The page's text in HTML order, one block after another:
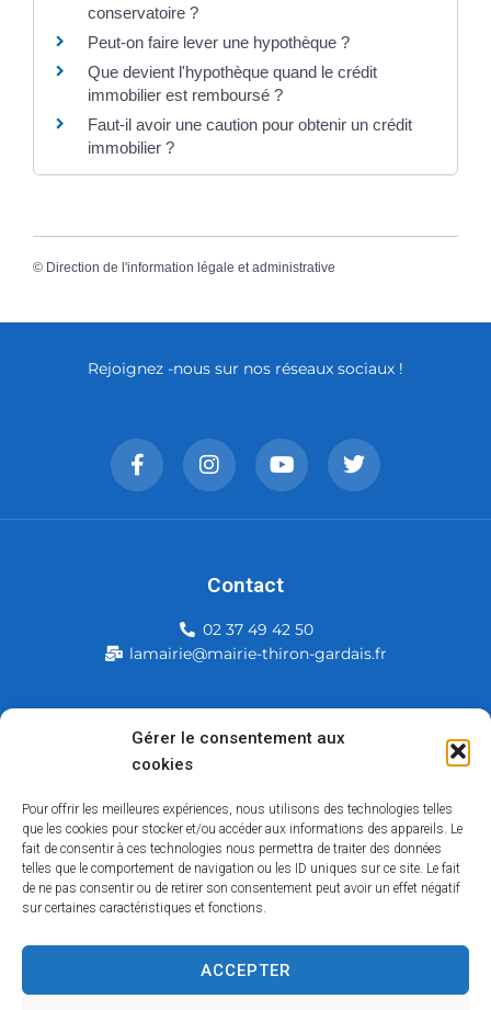
Gérer le consentement aux
cookies
Pour offrir les meilleures expériences, nous utilisons des technologies telles
que les cookies pour stocker et/ou accéder aux informations des appareils. Le
fait de consentir à ces technologies nous permettra de traiter des données
telles que le comportement de navigation ou les ID uniques sur ce site. Le fait
de ne pas consentir ou de retirer son consentement peut avoir un effet négatif
sur certaines caractéristiques et fonctions.
ACCEPTER
conservatoire ?
Peut-on faire lever une hypothèque ?
Que devient l'hypothèque quand le crédit
immobilier est remboursé ?
Faut-il avoir une caution pour obtenir un crédit
immobilier ?
© Direction de l'information légale et administrative
Mairie de Thiron-Gardais
28480 Thiron-Gardais
Rejoignez -nous sur nos réseaux sociaux !
Contact
02 37 49 42 50
lamairie@mairie-thiron-gardais.fr